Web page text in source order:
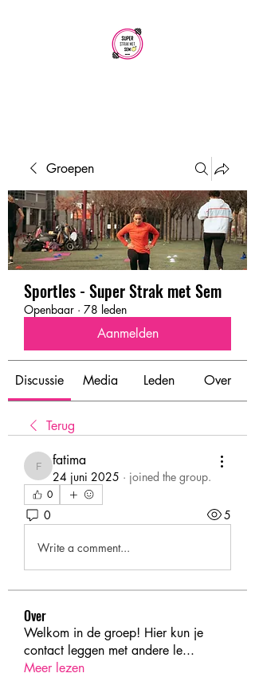
Groepen
Sportles - Super Strak met Sem
Openbaar · 78 leden
Aanmelden
Discussie Media Leden Over
Terug
fatima
fatima
24 juni 2025 · joined the group.
0
0 5
Write a comment...
Over
Welkom in de groep! Hier kun je
contact leggen met andere le...
Meer lezen